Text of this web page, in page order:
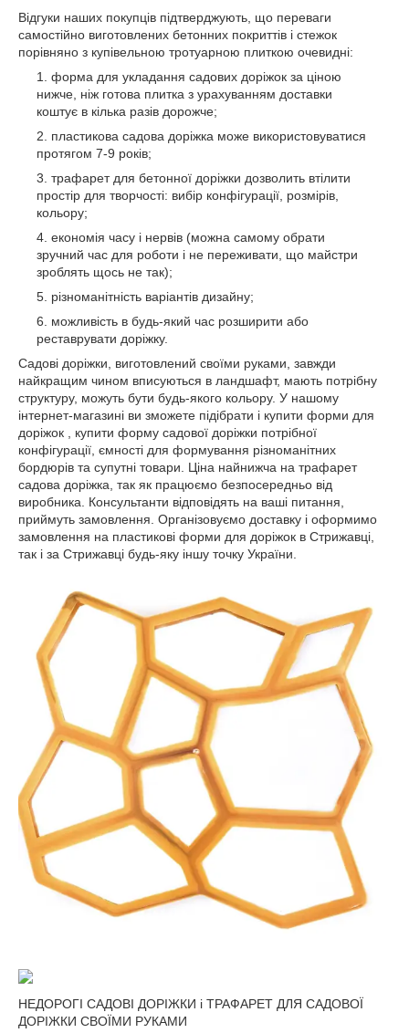
Відгуки наших покупців підтверджують, що переваги
самостійно виготовлених бетонних покриттів і стежок
порівняно з купівельною тротуарною плиткою очевидні:
форма для укладання садових доріжок за ціною
нижче, ніж готова плитка з урахуванням доставки
коштує в кілька разів дорожче;
пластикова садова доріжка може використовуватися
протягом 7-9 років;
трафарет для бетонної доріжки дозволить втілити
простір для творчості: вибір конфігурації, розмірів,
кольору;
економія часу і нервів (можна самому обрати
зручний час для роботи і не переживати, що майстри
зроблять щось не так);
різноманітність варіантів дизайну;
можливість в будь-який час розширити або
реставрувати доріжку.
Садові доріжки, виготовлений своїми руками, завжди
найкращим чином вписуються в ландшафт, мають потрібну
структуру, можуть бути будь-якого кольору. У нашому
інтернет-магазині ви зможете підібрати і купити форми для
доріжок , купити форму садової доріжки потрібної
конфігурації, ємності для формування різноманітних
бордюрів та супутні товари. Ціна найнижча на трафарет
садова доріжка, так як працюємо безпосередньо від
виробника. Консультанти відповідять на ваші питання,
приймуть замовлення. Організовуємо доставку і оформимо
замовлення на пластикові форми для доріжок в Стрижавці,
так і за Стрижавці будь-яку іншу точку України.
НЕДОРОГІ САДОВІ ДОРІЖКИ і ТРАФАРЕТ ДЛЯ САДОВОЇ
ДОРІЖКИ СВОЇМИ РУКАМИ